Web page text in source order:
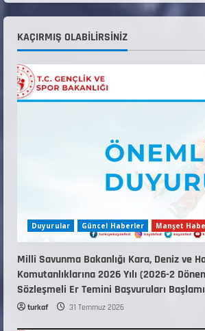
Belirlendi
KAYAKLI KOŞU VE
KAÇIRMIŞ OLABILIRSINIZ
Duyurular Güncel Haberler Manşet
Millî Savunma Bakanlığı Kara, Deniz ve
Komutanlıklarına 2026 Yılı (2026-2
Sözleşmeli Er Temini Başvuruları
turkaf 31 Temmuz 2026